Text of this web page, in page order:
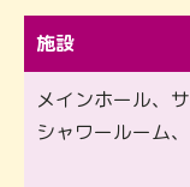
施設
メインホール、
シャワールーム